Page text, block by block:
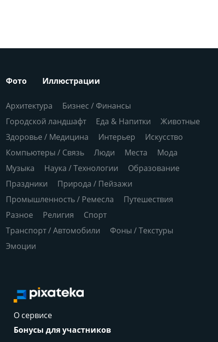
Фото Иллюстрации
Архитектура
Бизнес / Финансы
Городской ландшафт
Еда & Напитки
Животные
Здоровье / Медицина
Интерьер
Искусство
Компьютеры / Связь
Люди Места
Мода
Музыка
Наука / Технологии
Образование
Праздники
Природа / Пейзажи
Промышленность / Ремесла
Путешествия
Разное
Религия
Спорт
Транспорт / Автомобили
Фоны / Текстуры
Эмоции
О сервисе
Бонусы для участников